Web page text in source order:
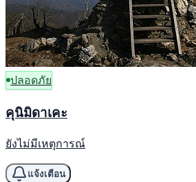
ปลอดภัย
คุนิมิดาเคะ
ยังไม่มีเหตุการณ์
แจ้งเตือน